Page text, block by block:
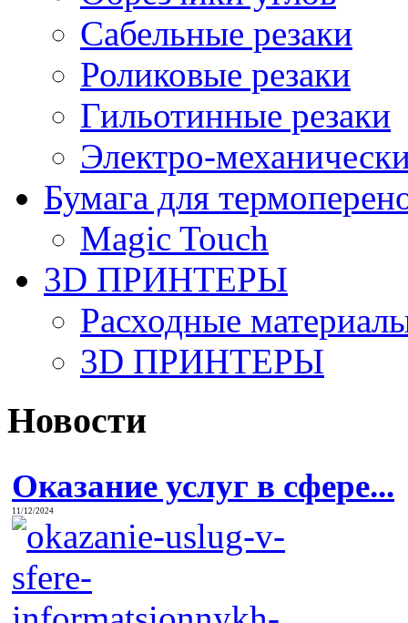
Сабельные резаки
Роликовые резаки
Гильотинные резаки
Электро-
Бумага для
Magic Touch
3D ПРИНТЕРЫ
Расходные
3D ПРИНТЕРЫ
Новости
Оказание услуг в сфере...
11/12/2024